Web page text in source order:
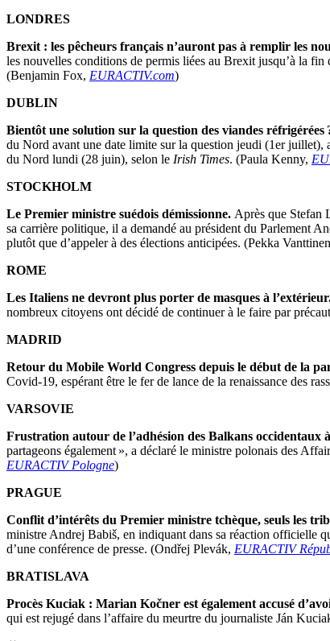
LONDRES
Brexit : les pêcheurs français n’auront pas à remplir les
les nouvelles conditions de permis liées au Brexit jusqu’à la
(Benjamin Fox, EURACTIV.com)
DUBLIN
Bientôt une solution sur la question des viandes réfrigérées
du Nord avant une date limite sur la question jeudi (1er juillet),
du Nord lundi (28 juin), selon le Irish Times. (Paula Kenny,
STOCKHOLM
Le Premier ministre suédois démissionne. Après que Stefan
sa carrière politique, il a demandé au président du Parlement
plutôt que d’appeler à des élections anticipées. (Pekka
ROME
Les Italiens ne devront plus porter de masques à
nombreux citoyens ont décidé de continuer à le faire par
MADRID
Retour du Mobile World Congress depuis le début de la
Covid-19, espérant être le fer de lance de la renaissance des
VARSOVIE
Frustration autour de l’adhésion des Balkans occidentaux
partageons également », a déclaré le ministre polonais des
EURACTIV Pologne)
PRAGUE
Conflit d’intérêts du Premier ministre tchèque, seuls les
ministre Andrej Babiš, en indiquant dans sa réaction officielle
d’une conférence de presse. (Ondřej Plevák, EURACTIV
BRATISLAVA
Procès Kuciak : Marian Kočner est également accusé
qui est rejugé dans l’affaire du meurtre du journaliste Ján